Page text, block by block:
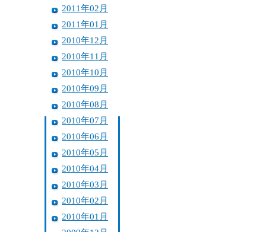
2011年02月
2011年01月
2010年12月
2010年11月
2010年10月
2010年09月
2010年08月
2010年07月
2010年06月
2010年05月
2010年04月
2010年03月
2010年02月
2010年01月